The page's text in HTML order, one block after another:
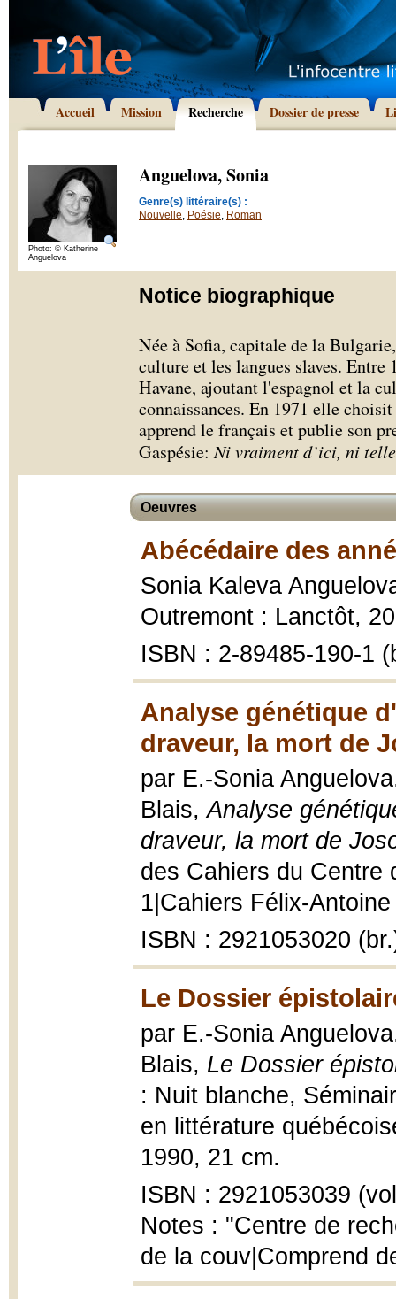
Accueil Mission Recherche Dossier de presse
Photo: © Katherine
Anguelova
Anguelova, Sonia
Genre(s) littéraire(s) :
Nouvelle, Poésie, Roman
Notice biographique
Née à Sofia, capitale de la
culture et les langues slaves. Entre
Havane, ajoutant l'espagnol et la
connaissances. En 1971 elle
apprend le français et publie son
Gaspésie:Ni vraiment d’ici, ni
Oeuvres
Abécédaire des
Sonia Kaleva
Outremont : Lanctôt,
ISBN : 2-89485-190-1
Analyse génétique
draveur, la mort de
par E.-Sonia
Blais,Analyse
draveur, la mort de
des Cahiers du Centre
1|Cahiers Félix-
ISBN : 2921053020
Le Dossier
par E.-Sonia
Blais, Le Dossier
: Nuit blanche,
en littérature
1990, 21 cm.
ISBN : 2921053039
Notes : "Centre de
de la couv|Comprend